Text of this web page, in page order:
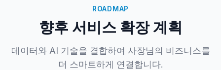
ROADMAP
향후 서비스 확장 계획
데이터와 AI 기술을 결합하여 사장님의 비즈니스를
더 스마트하게 연결합니다.